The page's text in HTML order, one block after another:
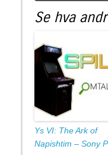
Se hva
Ys VI: The Ark of
Napishtim – Sony